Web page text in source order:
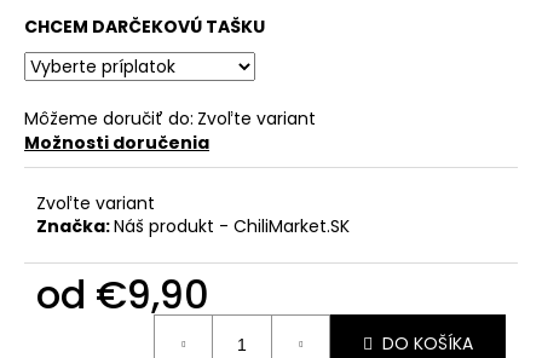
CHCEM DARČEKOVÚ TAŠKU
Môžeme doručiť do: Zvoľte variant
Možnosti doručenia
Zvoľte variant
Značka:Náš produkt - ChiliMarket.SK
od €9,90
DO KOŠÍKA
p
o
r
č
a
m
e
PÁRTY
PACK
"PÁLI